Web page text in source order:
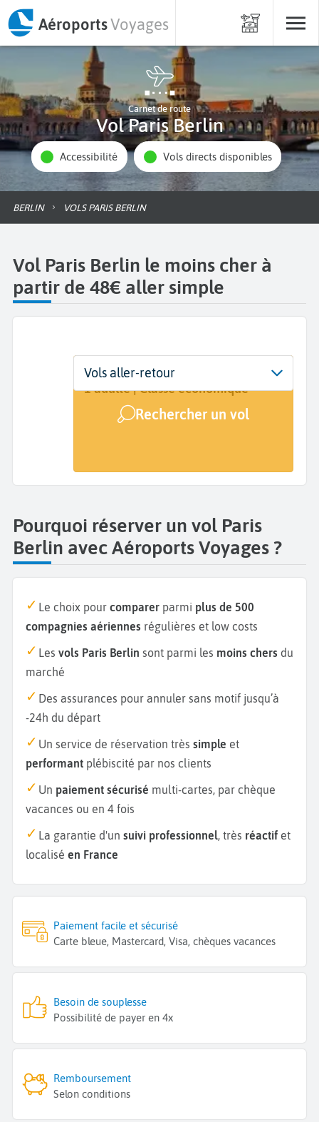
AéroportsVoyages
Carnet de route
Vol Paris Berlin
Accessibilité Vols directs disponibles
BERLIN VOLS PARIS BERLIN
Vol Paris Berlin le moins cher à
partir de 48€ aller simple
Départ
Paris (PAR)
Dates
Dates de votre voyage
Voyageurs | Classe
1 adulte | Classe économique
Rechercher un vol
Vols aller-retour
Pourquoi réserver un vol Paris
Berlin avec Aéroports Voyages ?
Le choix pour comparer parmi plus de 500
compagnies aériennes régulières et low costs
Les vols Paris Berlin sont parmi les moins chers du
marché
Des assurances pour annuler sans motif jusqu’à
-24h du départ
Un service de réservation très simple et
performant plébiscité par nos clients
Un paiement sécurisé multi-cartes, par chèque
vacances ou en 4 fois
La garantie d'un suivi professionnel, très réactif et
localisé en France
Paiement facile et sécurisé
Carte bleue, Mastercard, Visa, chèques vacances
Besoin de souplesse
Possibilité de payer en 4x
Remboursement
Selon conditions